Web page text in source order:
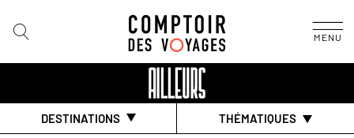
MENU
DESTINATIONS THÉMATIQUES